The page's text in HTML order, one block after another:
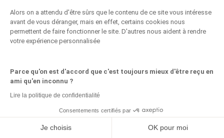
Alors on a attendu d'être sûrs que le contenu de ce site vous intéresse
avant de vous déranger, mais en effet, certains cookies nous
permettent de faire fonctionner le site. D'autres nous aident à rendre
votre expérience personnalisée
Parce qu'on est d'accord que c'est toujours mieux d'être reçu en
ami qu'en inconnu ?
Lire la politique de confidentialité
Consentements certifiés par
Je choisis OK pour moi
des Carriers, 13260 Cassis.